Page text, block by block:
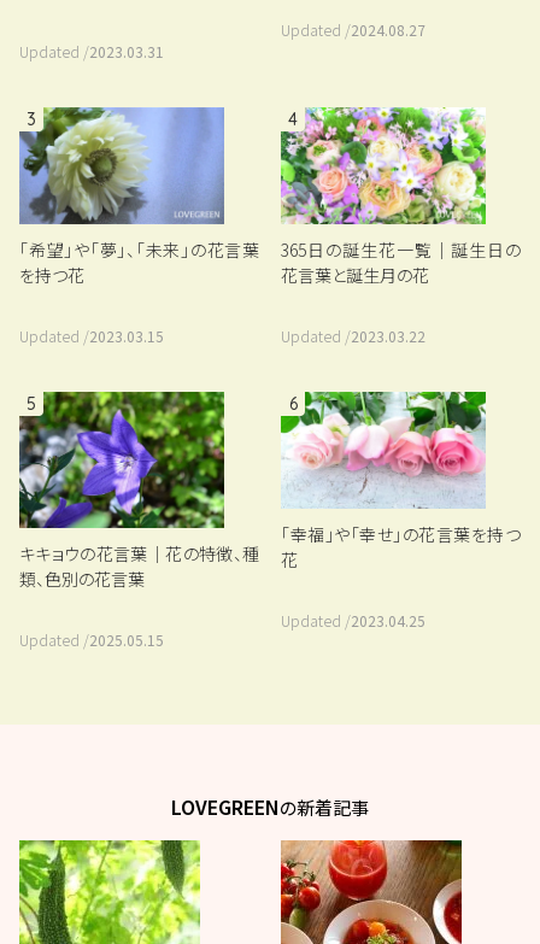
Updated /2023.03.31
Updated /2024.08.27
3
「希望」や「夢」、「未来」の花言葉
を持つ花
Updated /2023.03.15
4
365日の誕生花一覧｜誕生日の
花言葉と誕生月の花
Updated /2023.03.22
5
キキョウの花言葉｜花の特徴、種
類、色別の花言葉
Updated /2025.05.15
6
「幸福」や「幸せ」の花言葉を持つ
花
Updated /2023.04.25
LOVEGREENの新着記事